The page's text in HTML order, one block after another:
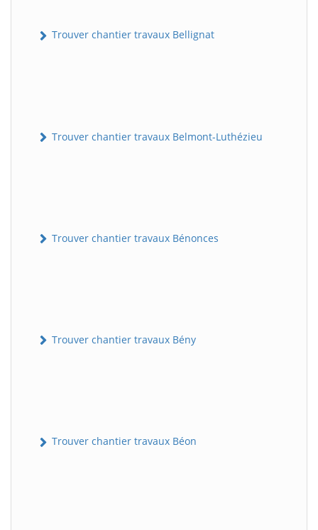
Trouver chantier travaux Bellignat
Trouver chantier travaux Belmont-Luthézieu
Trouver chantier travaux Bénonces
Trouver chantier travaux Bény
Trouver chantier travaux Béon